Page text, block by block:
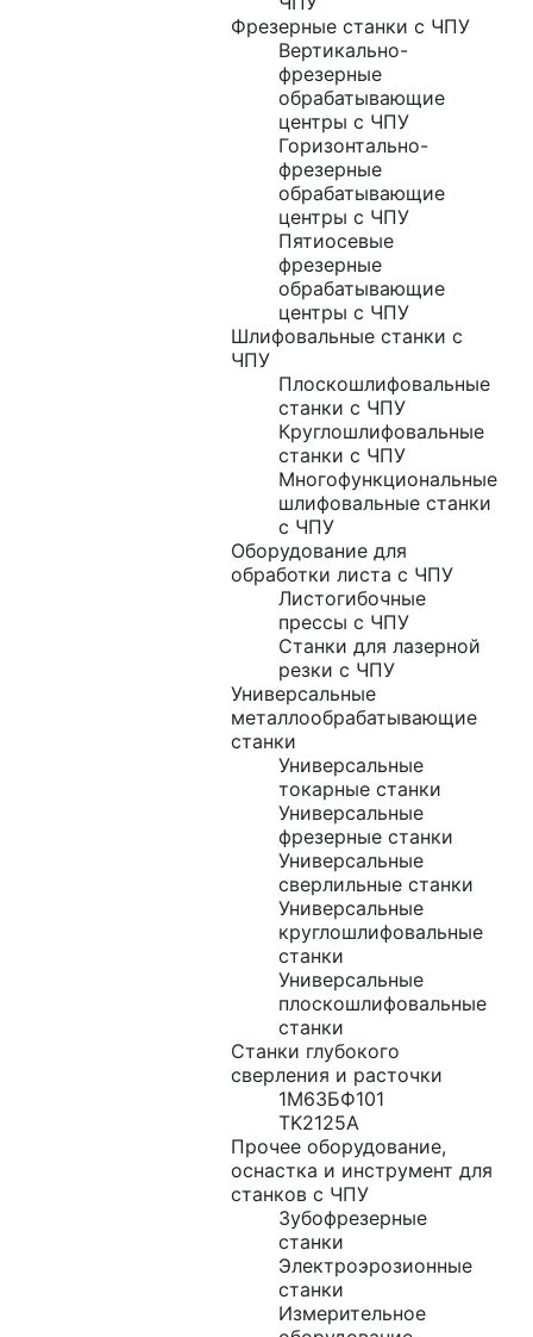
Фрезерные станки с ЧПУ
Вертикально-
фрезерные
обрабатывающие
центры с ЧПУ
Горизонтально-
фрезерные
обрабатывающие
центры с ЧПУ
Пятиосевые
фрезерные
обрабатывающие
центры с ЧПУ
Шлифовальные станки с
ЧПУ
Плоскошлифовальные
станки с ЧПУ
Круглошлифовальные
станки с ЧПУ
Многофункциональные
шлифовальные станки
с ЧПУ
Оборудование для
обработки листа с ЧПУ
Листогибочные
прессы с ЧПУ
Станки для лазерной
резки с ЧПУ
Универсальные
металлообрабатывающие
станки
Универсальные
токарные станки
Универсальные
фрезерные станки
Универсальные
сверлильные станки
Универсальные
круглошлифовальные
станки
Универсальные
плоскошлифовальные
станки
Станки глубокого
сверления и расточки
1М63БФ101
TK2125A
Прочее оборудование,
оснастка и инструмент для
станков с ЧПУ
Зубофрезерные
станки
Электроэрозионные
станки
Измерительное